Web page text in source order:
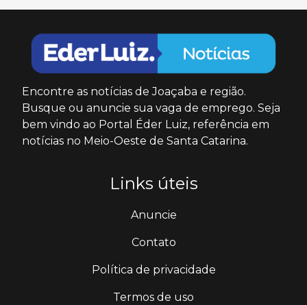
Encontre as notícias de Joaçaba e região.
Busque ou anuncie sua vaga de emprego. Seja
bem vindo ao Portal Éder Luiz, referência em
notícias no Meio-Oeste de Santa Catarina.
Links úteis
Anuncie
Contato
Política de privacidade
Termos de uso